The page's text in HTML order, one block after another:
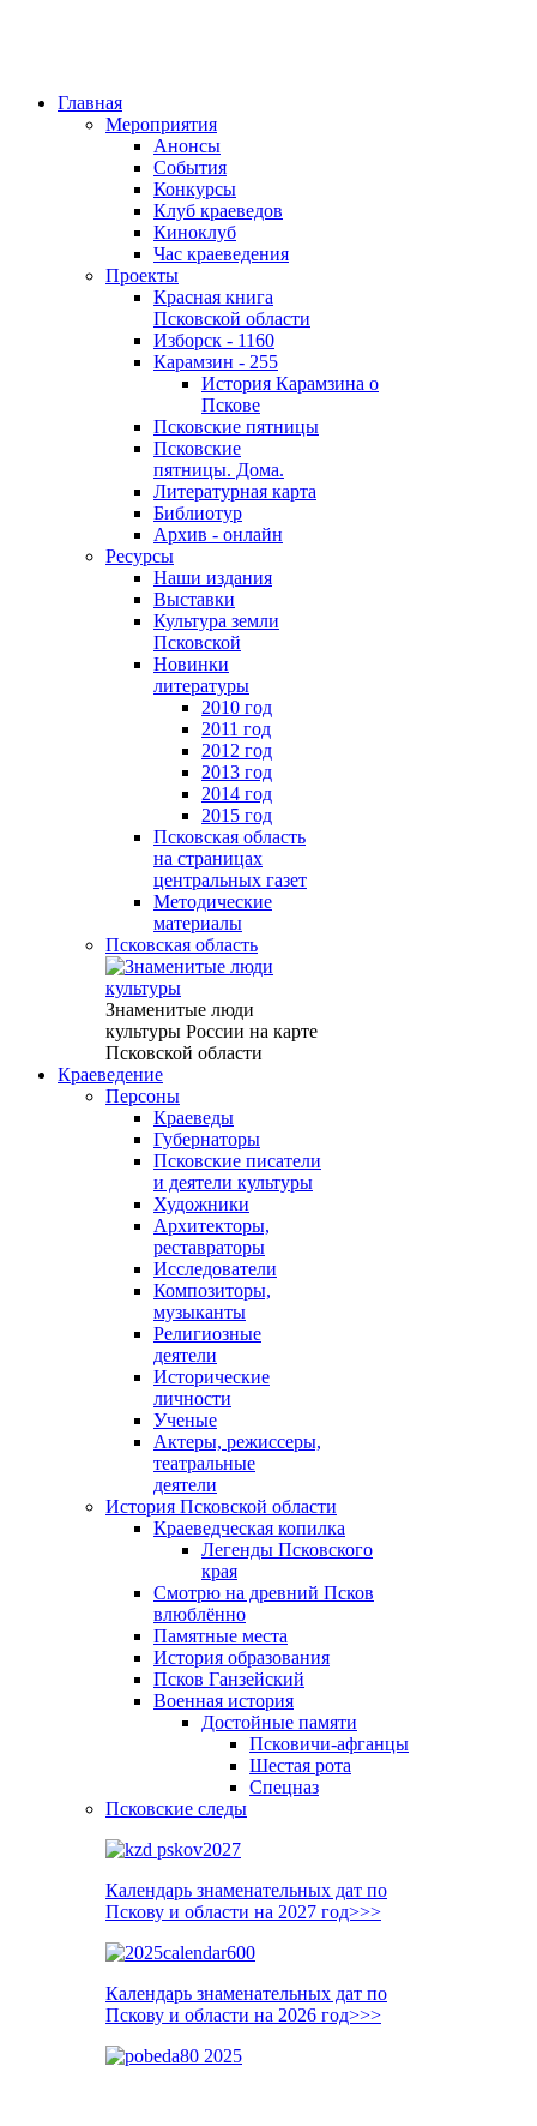
Главная
Мероприятия
Анонсы
События
Конкурсы
Клуб краеведов
Киноклуб
Час краеведения
Проекты
Красная книга
Псковской области
Изборск - 1160
Карамзин - 255
История Карамзина о
Пскове
Псковские пятницы
Псковские
пятницы. Дома.
Литературная карта
Библиотур
Архив - онлайн
Ресурсы
Наши издания
Выставки
Культура земли
Псковской
Новинки
литературы
2010 год
2011 год
2012 год
2013 год
2014 год
2015 год
Псковская область
на страницах
центральных газет
Методические
материалы
Псковская область
Знаменитые люди
культуры России на карте
Псковской области
Краеведение
Персоны
Краеведы
Губернаторы
Псковские писатели
и деятели культуры
Художники
Архитекторы,
реставраторы
Исследователи
Композиторы,
музыканты
Религиозные
деятели
Исторические
личности
Ученые
Актеры, режиссеры,
театральные
деятели
История Псковской области
Краеведческая копилка
Легенды Псковского
края
Смотрю на древний Псков
влюблённо
Памятные места
История образования
Псков Ганзейский
Военная история
Достойные памяти
Псковичи-афганцы
Шестая рота
Спецназ
Псковские следы
Календарь знаменательных дат по
Пскову и области на 2027 год>>>
Календарь знаменательных дат по
Пскову и области на 2026 год>>>